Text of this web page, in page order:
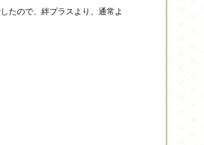
たので、絆プラスより、通常よ